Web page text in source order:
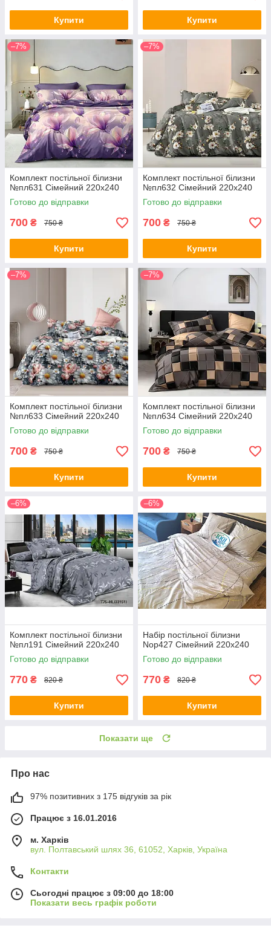
Купити Купити
–7%
Комплект постільної білизни
№пл631 Сімейний 220х240
Готово до відправки
700 ₴ 750 ₴
Купити
–7%
Комплект постільної білизни
№пл632 Сімейний 220х240
Готово до відправки
700 ₴ 750 ₴
Купити
–7%
Комплект постільної білизни
№пл633 Сімейний 220х240
Готово до відправки
700 ₴ 750 ₴
Купити
–7%
Комплект постільної білизни
№пл634 Сімейний 220х240
Готово до відправки
700 ₴ 750 ₴
Купити
–6%
Комплект постільної білизни
№пл191 Сімейний 220х240
Готово до відправки
770 ₴ 820 ₴
Купити
–6%
Набір постільної білизни
Nop427 Сімейний 220х240
Готово до відправки
770 ₴ 820 ₴
Купити
Показати ще
Про нас
97% позитивних з 175 відгуків за рік
Працює з 16.01.2016
м. Харків
вул. Полтавський шлях 36, 61052, Харків, Україна
Контакти
Сьогодні працює з 09:00 до 18:00
Показати весь графік роботи